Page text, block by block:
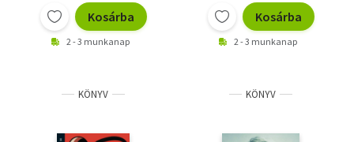
Kosárba
2 - 3 munkanap
Kosárba
2 - 3 munkanap
KÖNYV KÖNYV